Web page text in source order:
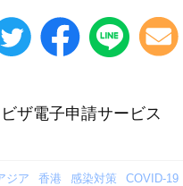
ザ電子申請サービス
ジア 香港 感染対策 COVID-19